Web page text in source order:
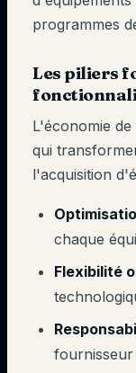
programmes
Les piliers
L'économie
qui
l'acquisition
chaque
Flexibilité